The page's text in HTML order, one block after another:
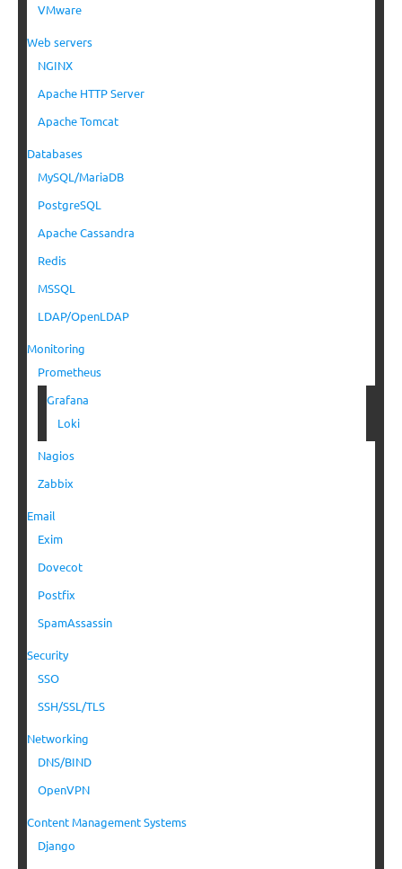
VMware
Web servers
NGINX
Apache HTTP Server
Apache Tomcat
Databases
MySQL/MariaDB
PostgreSQL
Apache Cassandra
Redis
MSSQL
LDAP/OpenLDAP
Monitoring
Prometheus
Grafana
Loki
Nagios
Zabbix
Email
Exim
Dovecot
Postfix
SpamAssassin
Security
SSO
SSH/SSL/TLS
Networking
DNS/BIND
OpenVPN
Content Management Systems
Django